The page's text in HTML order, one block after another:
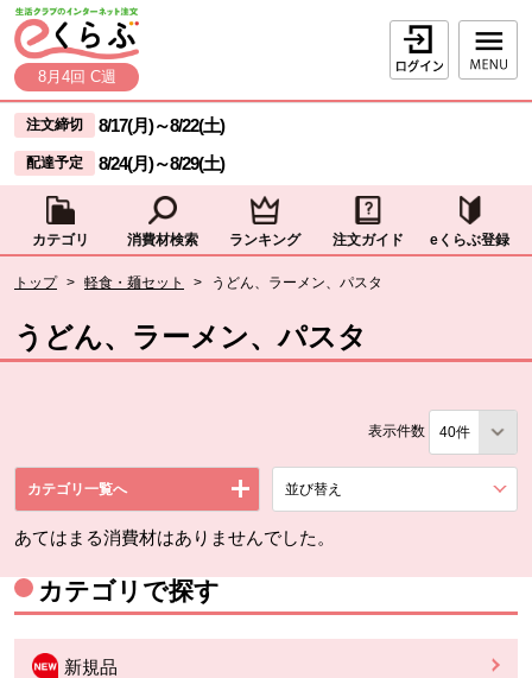
ページの先頭です。
本文へジャンプする。
8月4回 C週
ログイン
ここからサイト内共通メニューです。
サイト内共通メニューをスキップする
注文締切 8/17(月)～8/22(土)
配達予定 8/24(月)～8/29(土)
カテゴリ 消費材検索 ランキング 注文ガイド eくらぶ登録
トップ > 軽食・麺セット > うどん、ラーメン、パスタ
うどん、ラーメン、パスタ
表示件数
カテゴリ一覧へ 並び替え
あてはまる消費材はありませんでした。
カテゴリで探す
新規品